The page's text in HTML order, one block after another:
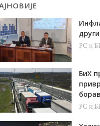
РС и
БиХ
РС и